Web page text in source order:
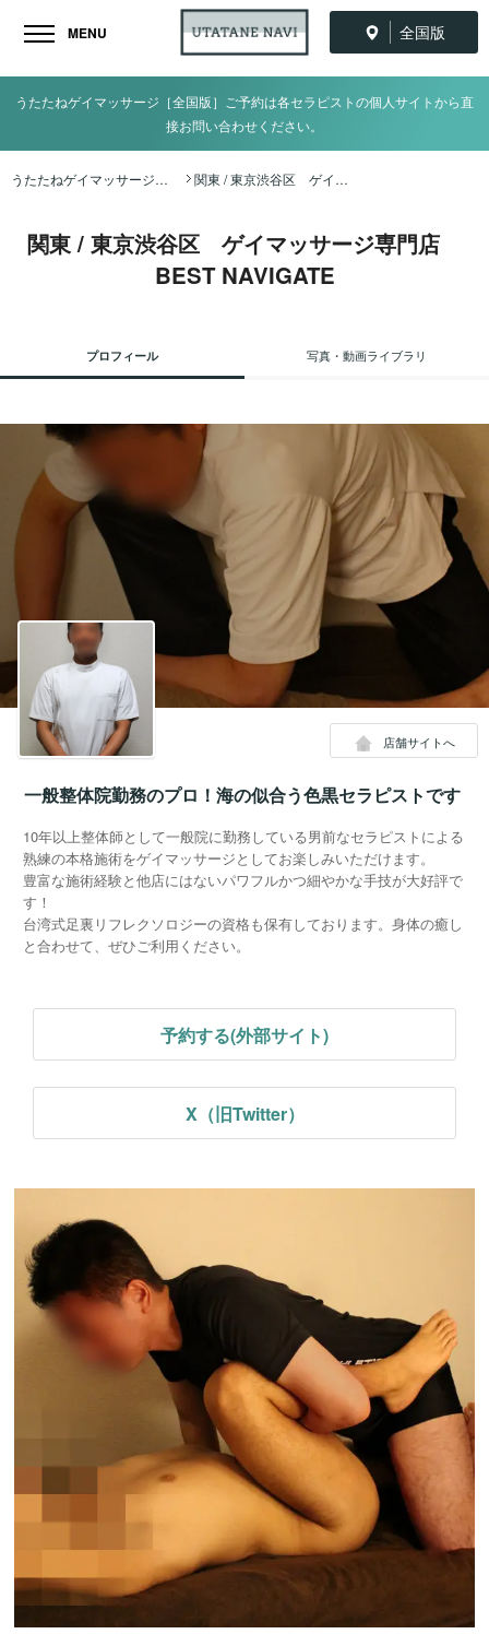
全国版
MENU
うたたねゲイマッサージ［全国版］ご予約は各セラピストの個人サイトから直
接お問い合わせください。
うたたねゲイマッサージ全国ナビ TOP 関東 / 東京渋谷区 ゲイマッサージ専門店 BEST NAVIGATE
関東 / 東京渋谷区 ゲイマッサージ専門店
BEST NAVIGATE
プロフィール 写真・動画ライブラリ
店舗サイトへ
一般整体院勤務のプロ！海の似合う色黒セラピストです
10年以上整体師として一般院に勤務している男前なセラピストによる
熟練の本格施術をゲイマッサージとしてお楽しみいただけます。
豊富な施術経験と他店にはないパワフルかつ細やかな手技が大好評で
す！
台湾式足裏リフレクソロジーの資格も保有しております。身体の癒し
と合わせて、ぜひご利用ください。
予約する(外部サイト)
X（旧Twitter）